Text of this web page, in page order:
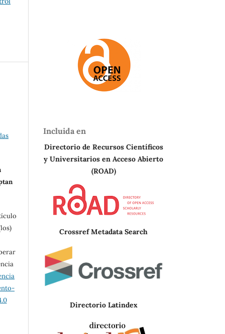
Incluida en
Directorio de Recursos Científicos
y Universitarios en Acceso Abierto
(ROAD)
Crossref Metadata Search
Directorio Latindex